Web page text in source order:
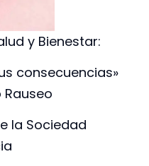
y Bienestar:
consecuencias»
Rauseo
la Sociedad